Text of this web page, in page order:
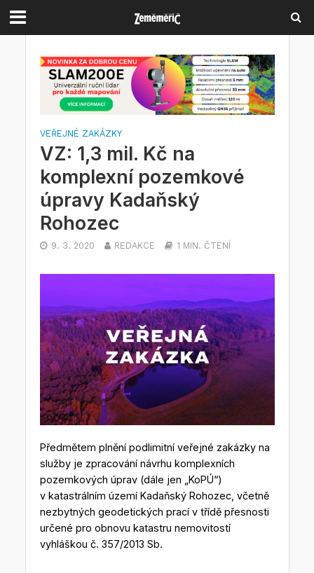
VEŘEJNÉ ZAKÁZKY
VZ: 1,3 mil. Kč na
komplexní pozemkové
úpravy Kadaňský
Rohozec
9. 3. 2020 REDAKCE 1 MIN. ČTENÍ
Předmětem plnění podlimitní veřejné zakázky na
služby je zpracování návrhu komplexních
pozemkových úprav (dále jen „KoPÚ“)
v katastrálním území Kadaňský Rohozec, včetně
nezbytných geodetických prací v třídě přesnosti
určené pro obnovu katastru nemovitostí
vyhláškou č. 357/2013 Sb.